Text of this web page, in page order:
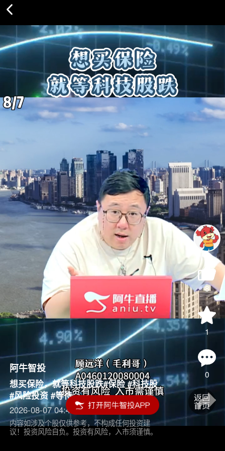
8
1
0
阿牛智投
想买保险，就等科技股跌#保险 #科技股
#风险投资 #等待
2026-08-07 04:45
内容如涉及个股仅供参考，不构成任何投资建
议！投资风险自负。投资有风险，入市须谨慎。